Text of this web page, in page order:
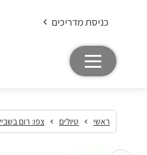
כניסת מדריכים
ראשי טיולים צפו: רום